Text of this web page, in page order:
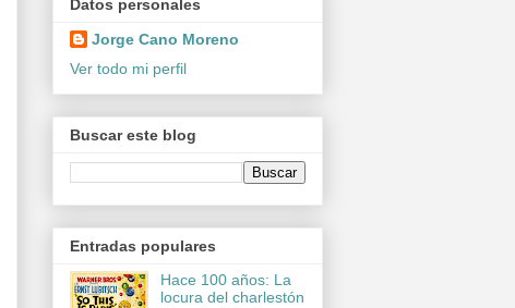
Datos personales
Jorge Cano Moreno
Ver todo mi perfil
Buscar este blog
Entradas populares
Hace 100 años: La
locura del charlestón